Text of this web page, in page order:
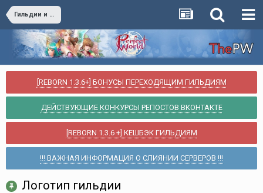
Гильдии и рекрутинг
[REBORN 1.3.6+] БОНУСЫ ПЕРЕХОДЯЩИМ ГИЛЬДИЯМ
ДЕЙСТВУЮЩИЕ КОНКУРСЫ РЕПОСТОВ ВКОНТАКТЕ
[REBORN 1.3.6 +] КЕШБЭК ГИЛЬДИЯМ
!!! ВАЖНАЯ ИНФОРМАЦИЯ О СЛИЯНИИ СЕРВЕРОВ !!!
Логотип гильдии